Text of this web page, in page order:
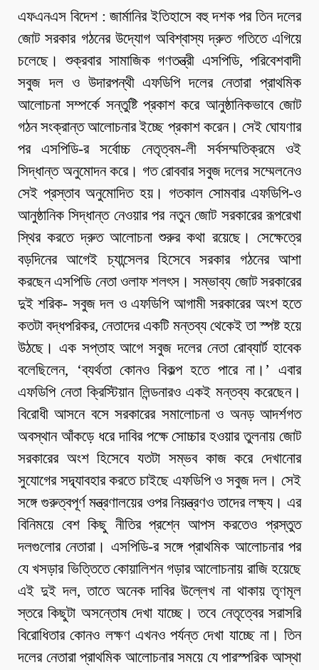
এফএনএস বিদেশ : জার্মানির ইতিহাসে বহু দশক পর তিন দলের
জোট সরকার গঠনের উদ্যোগ অবিশ্বাস্য দ্রুত গতিতে এগিয়ে
চলেছে। শুক্রবার সামাজিক গণতন্ত্রী এসপিডি, পরিবেশবাদী
সবুজ দল ও উদারপন্থী এফডিপি দলের নেতারা প্রাথমিক
আলোচনা সম্পর্কে সন্তুষ্টি প্রকাশ করে আনুষ্ঠানিকভাবে জোট
গঠন সংক্রান্ত আলোচনার ইচ্ছে প্রকাশ করেন। সেই ঘোযণার
পর এসপিডি-র সর্বোচ্চ নেতৃত্বম-লী সর্বসম্মতিক্রমে ওই
সিদ্ধান্ত অনুমোদন করে। গত রোববার সবুজ দলের সম্মেলনেও
সেই প্রস্তাব অনুমোদিত হয়। গতকাল সোমবার এফডিপি-ও
আনুষ্ঠানিক সিদ্ধান্ত নেওয়ার পর নতুন জোট সরকারের রূপরেখা
স্থির করতে দ্রুত আলোচনা শুরুর কথা রয়েছে। সেক্ষেত্রে
বড়দিনের আগেই চ্যান্সেলর হিসেবে সরকার গঠনের আশা
করছেন এসপিডি নেতা ওলাফ শলৎস। সম্ভাব্য জোট সরকারের
দুই শরিক- সবুজ দল ও এফডিপি আগামী সরকারের অংশ হতে
কতটা বদ্ধপরিকর, নেতাদের একটি মন্তব্য থেকেই তা স্পষ্ট হয়ে
উঠছে। এক সপ্তাহ আগে সবুজ দলের নেতা রোব্যার্ট হাবেক
বলেছিলেন, ‘ব্যর্থতা কোনও বিকল্প হতে পারে না।’ এবার
এফডিপি নেতা ক্রিস্টিয়ান লিন্ডনারও একই মন্তব্য করেছেন।
বিরোধী আসনে বসে সরকারের সমালোচনা ও অনড় আদর্শগত
অবস্থান আঁকড়ে ধরে দাবির পক্ষে সোচ্চার হওয়ার তুলনায় জোট
সরকারের অংশ হিসেবে যতটা সম্ভব কাজ করে দেখানোর
সুযোগের সদ্ব্যাবহার করতে চাইছে এফডিপি ও সবুজ দল। সেই
সঙ্গে গুরুত্বপূর্ণ মন্ত্রণালয়ের ওপর নিয়ন্ত্রণও তাদের লক্ষ্য। এর
বিনিময়ে বেশ কিছু নীতির প্রশ্নে আপস করতেও প্রস্তুত
দলগুলোর নেতারা। এসপিডি-র সঙ্গে প্রাথমিক আলোচনার পর
যে খসড়ার ভিত্তিতে কোয়ালিশন গড়ার আলোচনায় রাজি হয়েছে
এই দুই দল, তাতে অনেক দাবির উল্লেখ না থাকায় তৃণমূল
স্তরে কিছুটা অসন্তোষ দেখা যাচ্ছে। তবে নেতৃত্বের সরাসরি
বিরোধিতার কোনও লক্ষণ এখনও পর্যন্ত দেখা যাচ্ছে না। তিন
দলের নেতারা প্রাথমিক আলোচনার সময়ে যে পারস্পরিক আস্থা